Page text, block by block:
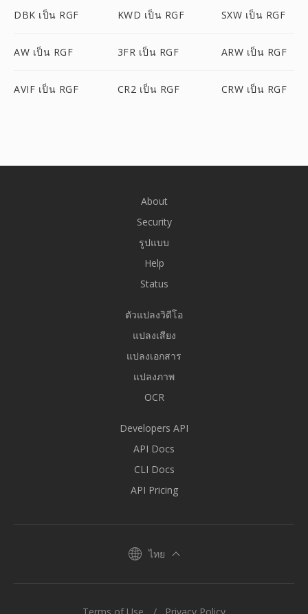
DBK เป็น RGF KWD เป็น RGF SXW เป็น RGF
AW เป็น RGF 3FR เป็น RGF ARW เป็น RGF
AVIF เป็น RGF CR2 เป็น RGF CRW เป็น RGF
About
Security
รูปแบบ
Help
Status
ตัวแปลงวิดีโอ
แปลงเสียง
แปลงเอกสาร
แปลงภาพ
OCR
Developers API
API Docs
CLI Docs
API Pricing
ไทย